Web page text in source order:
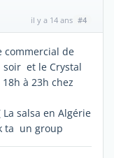
il y a 14 ans #4
commercial de
et le Crystal
à 23h chez
salsa en Algérie
ta un group